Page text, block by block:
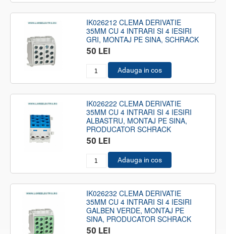
IK026212 CLEMA DERIVATIE
35MM CU 4 INTRARI SI 4 IESIRI
GRI, MONTAJ PE SINA, SCHRACK
50 LEI
Adauga in cos
IK026222 CLEMA DERIVATIE
35MM CU 4 INTRARI SI 4 IESIRI
ALBASTRU, MONTAJ PE SINA,
PRODUCATOR SCHRACK
50 LEI
Adauga in cos
IK026232 CLEMA DERIVATIE
35MM CU 4 INTRARI SI 4 IESIRI
GALBEN VERDE, MONTAJ PE
SINA, PRODUCATOR SCHRACK
50 LEI